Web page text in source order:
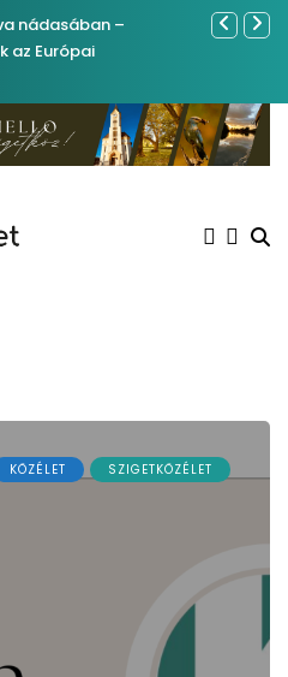
nádasában –
az Európai
Ferenc
KÖZÉLET SZIGETKÖZÉLET